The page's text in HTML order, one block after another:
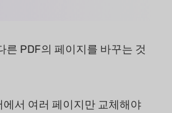
른 PDF의 페이지를 바꾸는 것
에서 여러 페이지만 교체해야